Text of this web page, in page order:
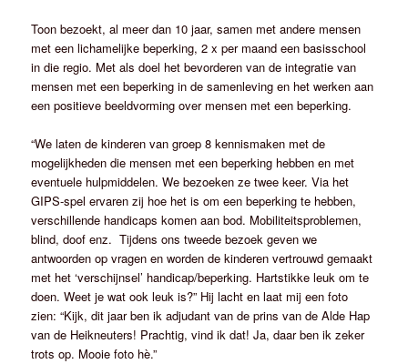
Toon bezoekt, al meer dan 10 jaar, samen met andere mensen
met een lichamelijke beperking, 2 x per maand een basisschool
in die regio. Met als doel het bevorderen van de integratie van
mensen met een beperking in de samenleving en het werken aan
een positieve beeldvorming over mensen met een beperking.
“We laten de kinderen van groep 8 kennismaken met de
mogelijkheden die mensen met een beperking hebben en met
eventuele hulpmiddelen. We bezoeken ze twee keer. Via het
GIPS-spel ervaren zij hoe het is om een beperking te hebben,
verschillende handicaps komen aan bod. Mobiliteitsproblemen,
blind, doof enz. Tijdens ons tweede bezoek geven we
antwoorden op vragen en worden de kinderen vertrouwd gemaakt
met het ‘verschijnsel’ handicap/beperking. Hartstikke leuk om te
doen. Weet je wat ook leuk is?” Hij lacht en laat mij een foto
zien: “Kijk, dit jaar ben ik adjudant van de prins van de Alde Hap
van de Heikneuters! Prachtig, vind ik dat! Ja, daar ben ik zeker
trots op. Mooie foto hè.”